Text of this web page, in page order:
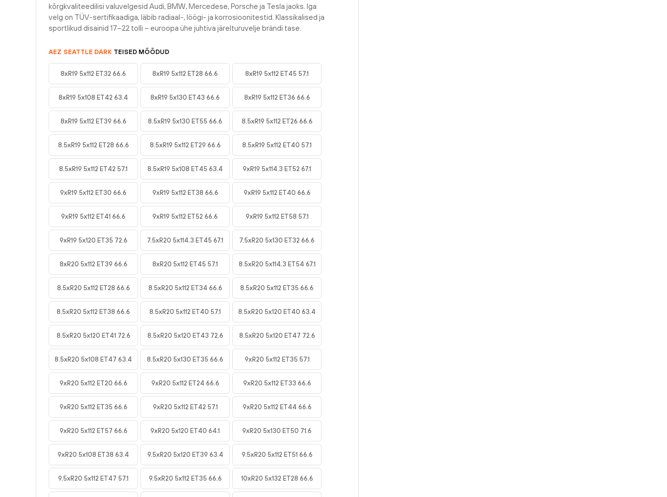
kõrgkvaliteedilisi valuvelgesid Audi, BMW, Mercedese, Porsche ja Tesla jaoks. Iga
velg on TÜV-sertifikaadiga, läbib radiaal-, löögi- ja korrosioonitestid. Klassikalised ja
sportlikud disainid 17–22 tolli – euroopa ühe juhtiva järelturuvelje brändi tase.
AEZ SEATTLE DARK TEISED MÕÕDUD
8xR19 5x112 ET32 66.6 8xR19 5x112 ET28 66.6 8xR19 5x112 ET45 57.1
8xR19 5x108 ET42 63.4 8xR19 5x130 ET43 66.6 8xR19 5x112 ET36 66.6
8xR19 5x112 ET39 66.6 8.5xR19 5x130 ET55 66.6 8.5xR19 5x112 ET26 66.6
8.5xR19 5x112 ET28 66.6 8.5xR19 5x112 ET29 66.6 8.5xR19 5x112 ET40 57.1
8.5xR19 5x112 ET42 57.1 8.5xR19 5x108 ET45 63.4 9xR19 5x114.3 ET52 67.1
9xR19 5x112 ET30 66.6 9xR19 5x112 ET38 66.6 9xR19 5x112 ET40 66.6
9xR19 5x112 ET41 66.6 9xR19 5x112 ET52 66.6 9xR19 5x112 ET58 57.1
9xR19 5x120 ET35 72.6 7.5xR20 5x114.3 ET45 67.1 7.5xR20 5x130 ET32 66.6
8xR20 5x112 ET39 66.6 8xR20 5x112 ET45 57.1 8.5xR20 5x114.3 ET54 67.1
8.5xR20 5x112 ET28 66.6 8.5xR20 5x112 ET34 66.6 8.5xR20 5x112 ET35 66.6
8.5xR20 5x112 ET38 66.6 8.5xR20 5x112 ET40 57.1 8.5xR20 5x120 ET40 63.4
8.5xR20 5x120 ET41 72.6 8.5xR20 5x120 ET43 72.6 8.5xR20 5x120 ET47 72.6
8.5xR20 5x108 ET47 63.4 8.5xR20 5x130 ET35 66.6 9xR20 5x112 ET35 57.1
9xR20 5x112 ET20 66.6 9xR20 5x112 ET24 66.6 9xR20 5x112 ET33 66.6
9xR20 5x112 ET35 66.6 9xR20 5x112 ET42 57.1 9xR20 5x112 ET44 66.6
9xR20 5x112 ET57 66.6 9xR20 5x120 ET40 64.1 9xR20 5x130 ET50 71.6
9xR20 5x108 ET38 63.4 9.5xR20 5x120 ET39 63.4 9.5xR20 5x112 ET51 66.6
9.5xR20 5x112 ET47 57.1 9.5xR20 5x112 ET35 66.6 10xR20 5x132 ET28 66.6